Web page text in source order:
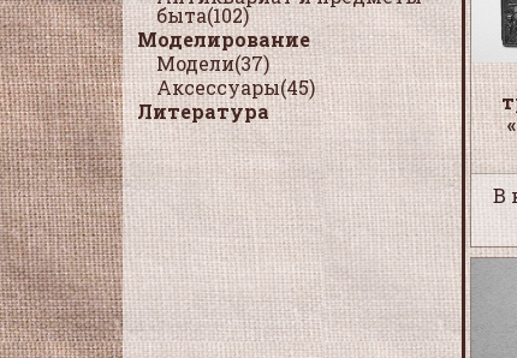
быта(102)
Моделирование
Модели(37)
Аксессуары(45)
Литература
В